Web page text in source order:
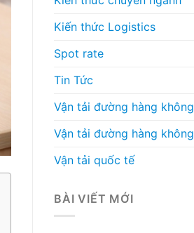
Kiến thức Logistics
Spot rate
Tin Tức
Vận tải đường hàng không
Vận tải đường hàng không
Vận tải quốc tế
BÀI VIẾT MỚI